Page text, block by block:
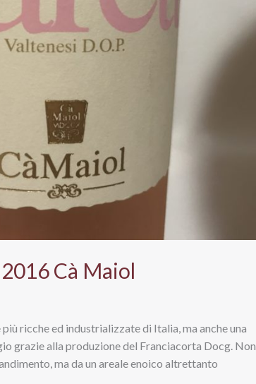
Cà Maiol
ricche ed industrializzate di Italia, ma anche una
grazie alla produzione del Franciacorta Docg. Non
ma da un areale enoico altrettanto